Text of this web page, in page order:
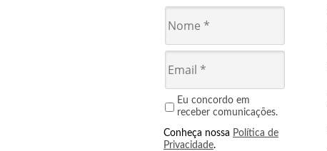
Eu concordo em
receber comunicações.
Conheça nossa Política de
Privacidade.